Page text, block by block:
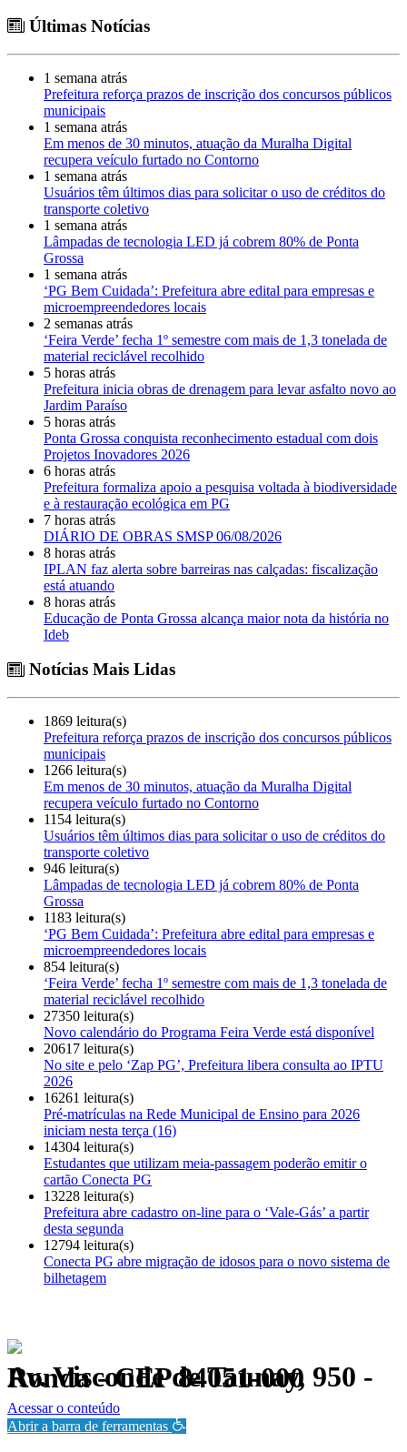
Últimas Notícias
1 semana atrás
Prefeitura reforça prazos de inscrição dos concursos públicos
municipais
1 semana atrás
Em menos de 30 minutos, atuação da Muralha Digital
recupera veículo furtado no Contorno
1 semana atrás
Usuários têm últimos dias para solicitar o uso de créditos do
transporte coletivo
1 semana atrás
Lâmpadas de tecnologia LED já cobrem 80% de Ponta
Grossa
1 semana atrás
‘PG Bem Cuidada’: Prefeitura abre edital para empresas e
microempreendedores locais
2 semanas atrás
‘Feira Verde’ fecha 1º semestre com mais de 1,3 tonelada de
material reciclável recolhido
5 horas atrás
Prefeitura inicia obras de drenagem para levar asfalto novo ao
Jardim Paraíso
5 horas atrás
Ponta Grossa conquista reconhecimento estadual com dois
Projetos Inovadores 2026
6 horas atrás
Prefeitura formaliza apoio a pesquisa voltada à biodiversidade
e à restauração ecológica em PG
7 horas atrás
DIÁRIO DE OBRAS SMSP 06/08/2026
8 horas atrás
IPLAN faz alerta sobre barreiras nas calçadas: fiscalização
está atuando
8 horas atrás
Educação de Ponta Grossa alcança maior nota da história no
Ideb
Notícias Mais Lidas
1869 leitura(s)
Prefeitura reforça prazos de inscrição dos concursos públicos
municipais
1266 leitura(s)
Em menos de 30 minutos, atuação da Muralha Digital
recupera veículo furtado no Contorno
1154 leitura(s)
Usuários têm últimos dias para solicitar o uso de créditos do
transporte coletivo
946 leitura(s)
Lâmpadas de tecnologia LED já cobrem 80% de Ponta
Grossa
1183 leitura(s)
‘PG Bem Cuidada’: Prefeitura abre edital para empresas e
microempreendedores locais
854 leitura(s)
‘Feira Verde’ fecha 1º semestre com mais de 1,3 tonelada de
material reciclável recolhido
27350 leitura(s)
Novo calendário do Programa Feira Verde está disponível
20617 leitura(s)
No site e pelo ‘Zap PG’, Prefeitura libera consulta ao IPTU
2026
16261 leitura(s)
Pré-matrículas na Rede Municipal de Ensino para 2026
iniciam nesta terça (16)
14304 leitura(s)
Estudantes que utilizam meia-passagem poderão emitir o
cartão Conecta PG
13228 leitura(s)
Prefeitura abre cadastro on-line para o ‘Vale-Gás’ a partir
desta segunda
12794 leitura(s)
Conecta PG abre migração de idosos para o novo sistema de
bilhetagem
Av. Visconde de Taunay, 950 - Ronda - CEP 84051-000
Política de Privacidade.
Acessar o conteúdo
Abrir a barra de ferramentas